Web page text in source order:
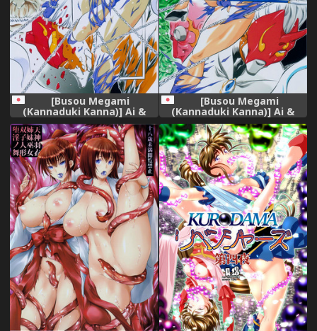
[Busou Megami
(Kannaduki Kanna)] Ai &
Mai B.K ~Kokou no Seigi~
(Injuu Seisen Twin Angels)
[Busou Megami
(Kannaduki Kanna)] Ai &
Mai B.K (Injuu Seisen Twin
Angels)